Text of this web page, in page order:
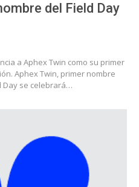
del Field Day
a Aphex Twin como su primer
Aphex Twin, primer nombre
Day se celebrará…